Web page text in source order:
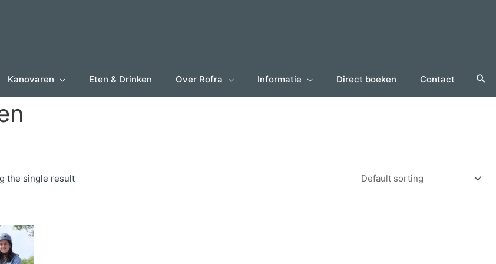
Kanovaren Eten & Drinken Over Rofra Informatie Direct boeken Contact
the single result